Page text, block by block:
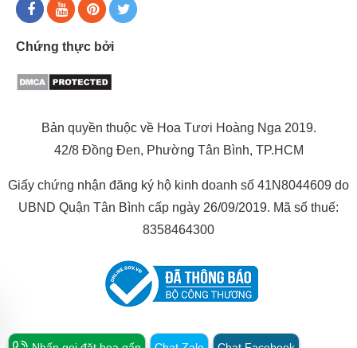
Chứng thực bởi
Bản quyền thuộc về Hoa Tươi Hoàng Nga 2019.
42/8 Đồng Đen, Phường Tân Bình, TP.HCM
Giấy chứng nhận đăng ký hộ kinh doanh số 41N8044609 do
UBND Quận Tân Bình cấp ngày 26/09/2019. Mã số thuế:
8358464300